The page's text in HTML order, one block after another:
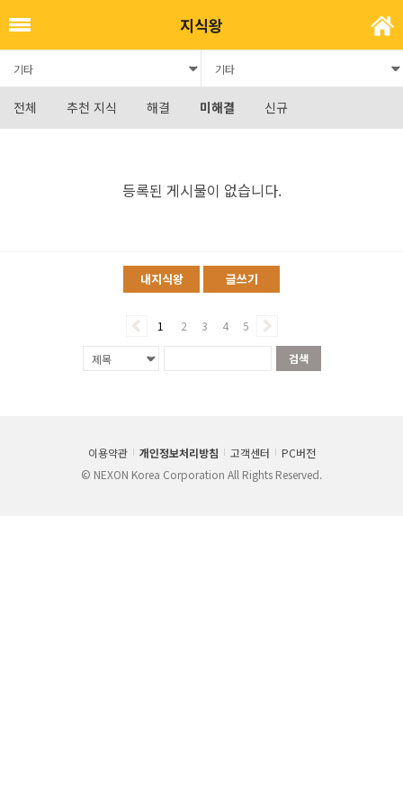
지식왕
전체 추천 지식 해결 미해결 신규
등록된 게시물이 없습니다.
내지식왕 글쓰기
1 2 3 4 5
검색
이용약관 개인정보처리방침 고객센터
PC버전
© NEXON Korea Corporation All Rights Reserved.